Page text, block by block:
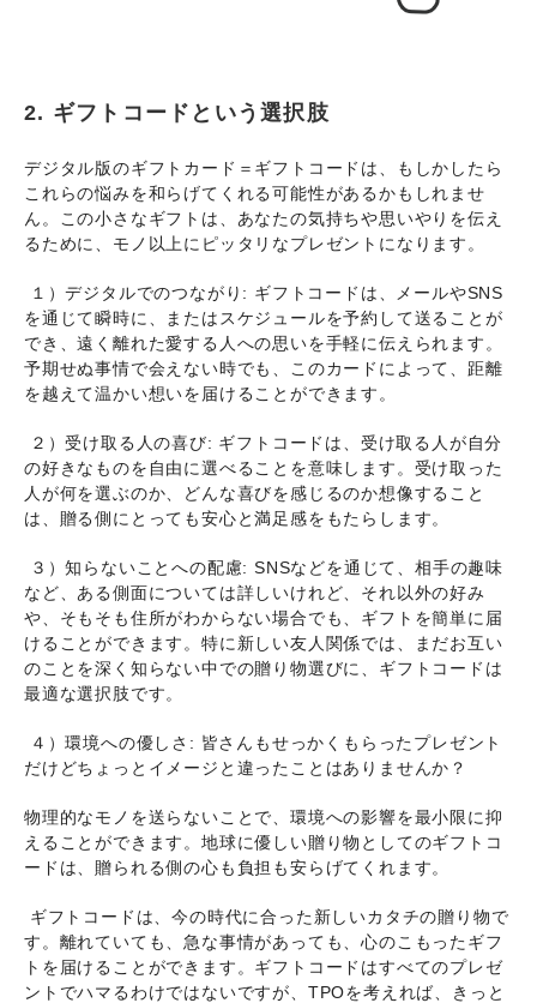
2. ギフトコードという選択肢
デジタル版のギフトカード＝ギフトコードは、もしかしたら
これらの悩みを和らげてくれる可能性があるかもしれませ
ん。この小さなギフトは、あなたの気持ちや思いやりを伝え
るために、モノ以上にピッタリなプレゼントになります。
１）デジタルでのつながり: ギフトコードは、メールやSNS
を通じて瞬時に、またはスケジュールを予約して送ることが
でき、遠く離れた愛する人への思いを手軽に伝えられます。
予期せぬ事情で会えない時でも、このカードによって、距離
を越えて温かい想いを届けることができます。
２）受け取る人の喜び: ギフトコードは、受け取る人が自分
の好きなものを自由に選べることを意味します。受け取った
人が何を選ぶのか、どんな喜びを感じるのか想像すること
は、贈る側にとっても安心と満足感をもたらします。
３）知らないことへの配慮: SNSなどを通じて、相手の趣味
など、ある側面については詳しいけれど、それ以外の好み
や、そもそも住所がわからない場合でも、ギフトを簡単に届
けることができます。特に新しい友人関係では、まだお互い
のことを深く知らない中での贈り物選びに、ギフトコードは
最適な選択肢です。
４）環境への優しさ: 皆さんもせっかくもらったプレゼント
だけどちょっとイメージと違ったことはありませんか？
物理的なモノを送らないことで、環境への影響を最小限に抑
えることができます。地球に優しい贈り物としてのギフトコ
ードは、贈られる側の心も負担も安らげてくれます。
ギフトコードは、今の時代に合った新しいカタチの贈り物で
す。離れていても、急な事情があっても、心のこもったギフ
トを届けることができます。ギフトコードはすべてのプレゼ
ントでハマるわけではないですが、 TPOを考えれば、きっと